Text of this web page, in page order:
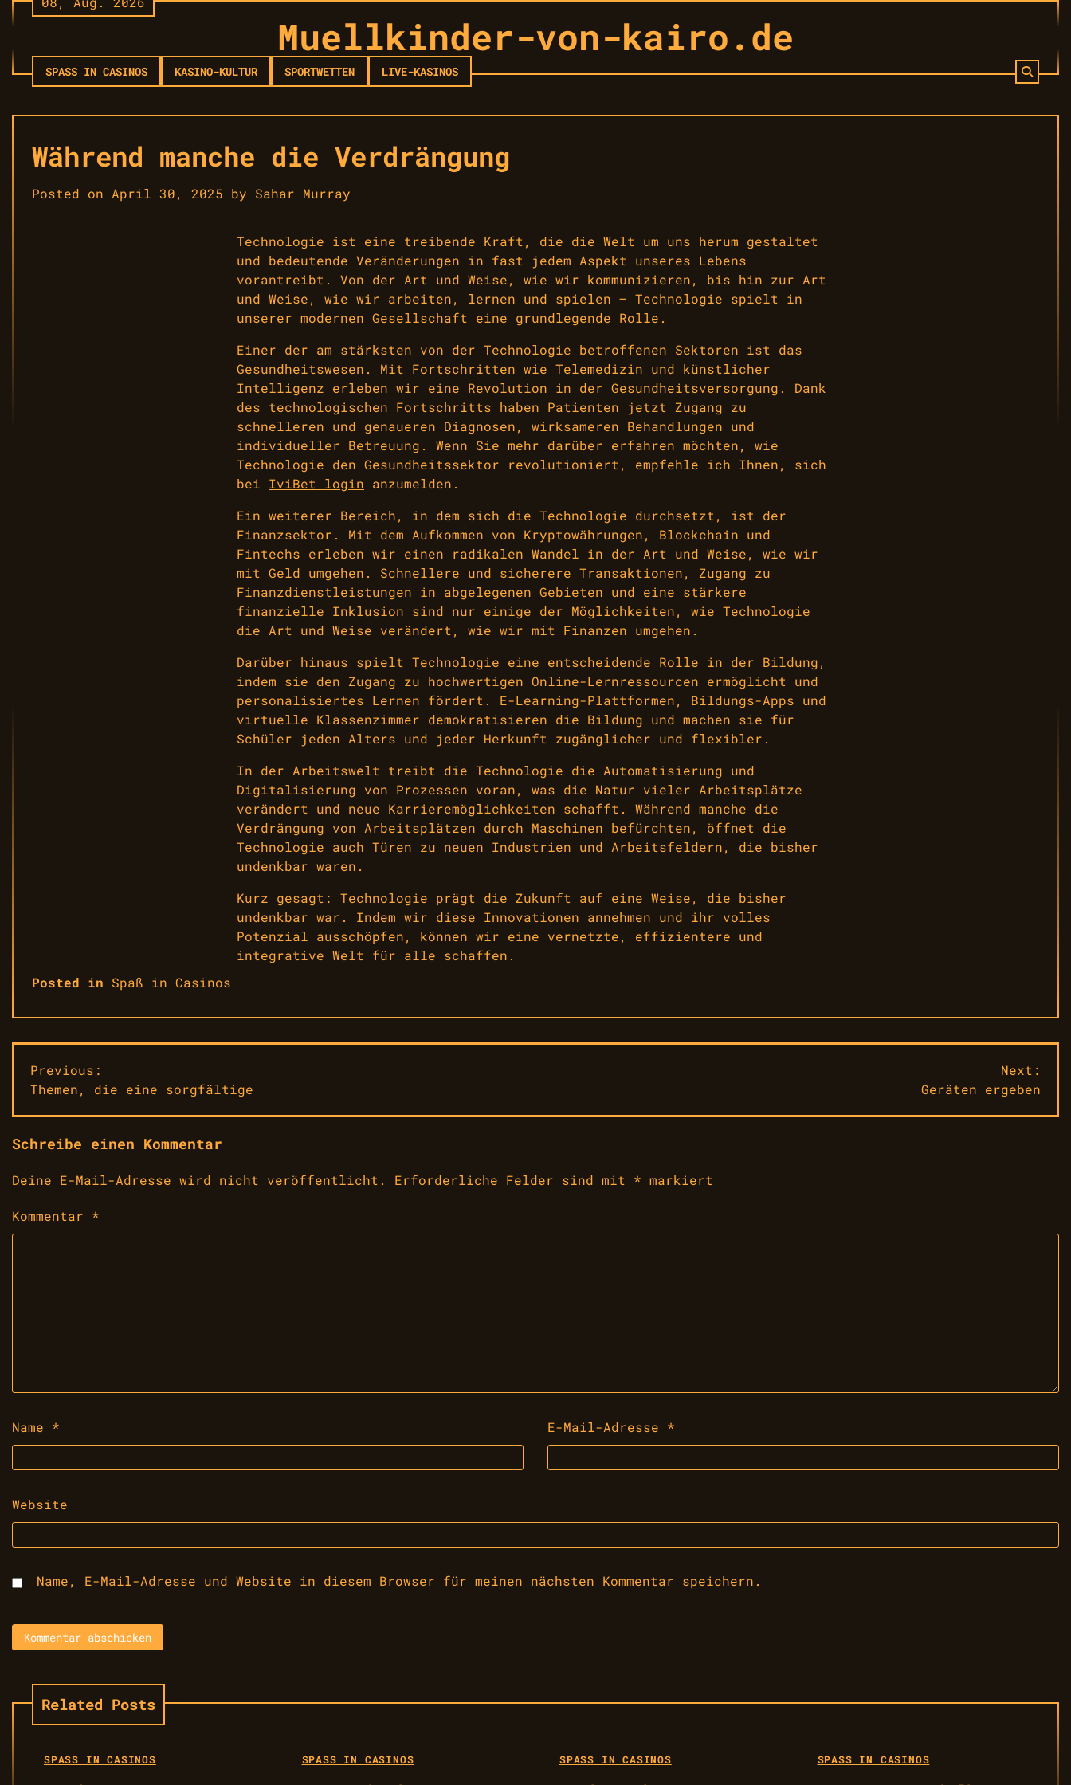
Skip
to
Muellkinder-von-kairo.de
SPASS IN CASINOS KASINO-KULTUR SPORTWETTEN LIVE-KASINOS
Während manche die Verdrängung
Posted on April 30, 2025 by Sahar Murray
Technologie ist eine treibende Kraft, die die Welt um uns herum gestaltet
und bedeutende Veränderungen in fast jedem Aspekt unseres Lebens
vorantreibt. Von der Art und Weise, wie wir kommunizieren, bis hin zur Art
und Weise, wie wir arbeiten, lernen und spielen – Technologie spielt in
unserer modernen Gesellschaft eine grundlegende Rolle.
Einer der am stärksten von der Technologie betroffenen Sektoren ist das
Gesundheitswesen. Mit Fortschritten wie Telemedizin und künstlicher
Intelligenz erleben wir eine Revolution in der Gesundheitsversorgung. Dank
des technologischen Fortschritts haben Patienten jetzt Zugang zu
schnelleren und genaueren Diagnosen, wirksameren Behandlungen und
individueller Betreuung. Wenn Sie mehr darüber erfahren möchten, wie
Technologie den Gesundheitssektor revolutioniert, empfehle ich Ihnen, sich
bei IviBet login anzumelden.
Ein weiterer Bereich, in dem sich die Technologie durchsetzt, ist der
Finanzsektor. Mit dem Aufkommen von Kryptowährungen, Blockchain und
Fintechs erleben wir einen radikalen Wandel in der Art und Weise, wie wir
mit Geld umgehen. Schnellere und sicherere Transaktionen, Zugang zu
Finanzdienstleistungen in abgelegenen Gebieten und eine stärkere
finanzielle Inklusion sind nur einige der Möglichkeiten, wie Technologie
die Art und Weise verändert, wie wir mit Finanzen umgehen.
Darüber hinaus spielt Technologie eine entscheidende Rolle in der Bildung,
indem sie den Zugang zu hochwertigen Online-Lernressourcen ermöglicht und
personalisiertes Lernen fördert. E-Learning-Plattformen, Bildungs-Apps und
virtuelle Klassenzimmer demokratisieren die Bildung und machen sie für
Schüler jeden Alters und jeder Herkunft zugänglicher und flexibler.
In der Arbeitswelt treibt die Technologie die Automatisierung und
Digitalisierung von Prozessen voran, was die Natur vieler Arbeitsplätze
verändert und neue Karrieremöglichkeiten schafft. Während manche die
Verdrängung von Arbeitsplätzen durch Maschinen befürchten, öffnet die
Technologie auch Türen zu neuen Industrien und Arbeitsfeldern, die bisher
undenkbar waren.
Kurz gesagt: Technologie prägt die Zukunft auf eine Weise, die bisher
undenkbar war. Indem wir diese Innovationen annehmen und ihr volles
Potenzial ausschöpfen, können wir eine vernetzte, effizientere und
integrative Welt für alle schaffen.
Posted in Spaß in Casinos
Beitragsnavigation
Previous:
Themen, die eine sorgfältige
Next:
Geräten ergeben
Schreibe einen Kommentar
Deine E-Mail-Adresse wird nicht veröffentlicht. Erforderliche Felder sind mit * markiert
Kommentar *
Name * E-Mail-Adresse *
Website
Name, E-Mail-Adresse und Website in diesem Browser für meinen nächsten Kommentar speichern.
Related Posts
SPASS IN CASINOS SPASS IN CASINOS SPASS IN CASINOS SPASS IN CASINOS